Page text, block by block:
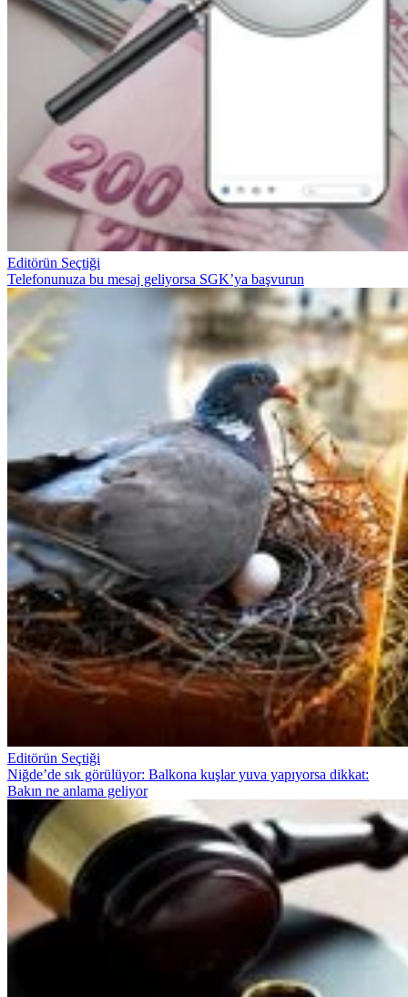
Editörün Seçtiği
Telefonunuza bu mesaj geliyorsa SGK’ya başvurun
Editörün Seçtiği
Niğde’de sık görülüyor: Balkona kuşlar yuva yapıyorsa dikkat:
Bakın ne anlama geliyor